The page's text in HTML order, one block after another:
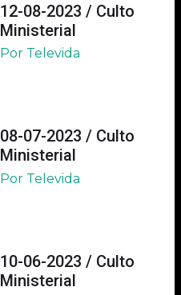
12-08-2023 / Culto
Ministerial
Por Televida
08-07-2023 / Culto
Ministerial
Por Televida
10-06-2023 / Culto
Ministerial